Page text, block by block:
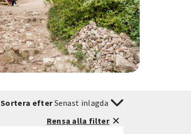
Sortera efterSenast inlagda
Rensa alla filter